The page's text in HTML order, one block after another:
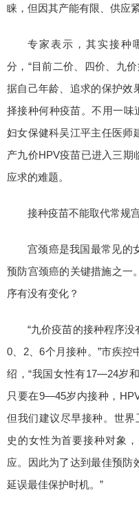
睐，但因其产能有限、供应
专家表示，其实接种
分，“目前二价、四价、九
据自己年龄、追求的保护效
择接种何种疫苗。不用一味
妇女保健科吴江平主任医师
产九价HPV疫苗已进入三期
应求的难题。
接种疫苗不能取代常规
宫颈癌是我国最常见的
预防宫颈癌的关键措施之一
序有没有变化？
“九价疫苗的接种程序
0、2、6个月接种。”市疾控
绍，“我国女性有17—24岁
只要在9—45岁内接种，
但我们建议尽早接种。世
史的女性为首要接种对象
应。因此为了达到最佳预防
延误最佳保护时机。”